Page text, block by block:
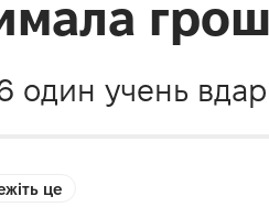
один учень